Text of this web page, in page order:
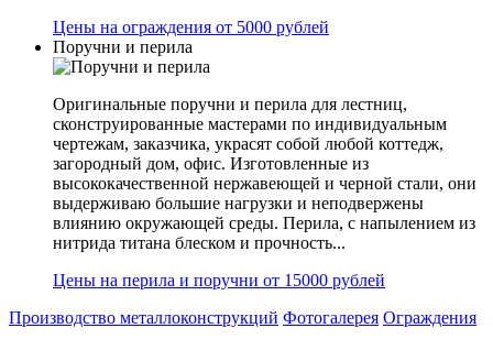
Цены на ограждения от 5000 рублей
Поручни и перила
Оригинальные поручни и перила для лестниц,
сконструированные мастерами по индивидуальным
чертежам, заказчика, украсят собой любой коттедж,
загородный дом, офис. Изготовленные из
высококачественной нержавеющей и черной стали, они
выдерживаю большие нагрузки и неподвержены
влиянию окружающей среды. Перила, с напылением из
нитрида титана блеском и прочность...
Цены на перила и поручни от 15000 рублей
Производство металлоконструкций Фотогалерея Ограждения